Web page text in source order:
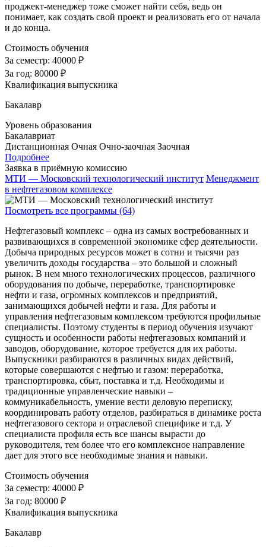
проджект-менеджер тоже сможет найти себя, ведь он
понимает, как создать свой проект и реализовать его от начала
и до конца.
Стоимость обучения
За семестр: 40000 ₽
За год: 80000 ₽
Квалификация выпускника
Бакалавр
Уровень образования
Бакалавриат
Дистанционная Очная Очно-заочная Заочная
Подробнее
Заявка в приёмную комиссию
МТИ — Московский технологический институт Менеджмент
в нефтегазовом комплексе
Посмотреть все программы (64)
Нефтегазовый комплекс – одна из самых востребованных и
развивающихся в современной экономике сфер деятельности.
Добыча природных ресурсов может в сотни и тысячи раз
увеличить доходы государства – это большой и сложный
рынок. В нем много технологических процессов, различного
оборудования по добыче, переработке, транспортировке
нефти и газа, огромных комплексов и предприятий,
занимающихся добычей нефти и газа. Для работы и
управления нефтегазовым комплексом требуются профильные
специалисты. Поэтому студенты в период обучения изучают
сущность и особенности работы нефтегазовых компаний и
заводов, оборудование, которое требуется для их работы.
Выпускники разбираются в различных видах действий,
которые совершаются с нефтью и газом: переработка,
транспортировка, сбыт, поставка и т.д. Необходимы и
традиционные управленческие навыки –
коммуникабельность, умение вести деловую переписку,
координировать работу отделов, разбираться в динамике роста
нефтегазового сектора и отраслевой специфике и т.д. У
специалиста профиля есть все шансы вырасти до
руководителя, тем более что его комплексное направление
дает для этого все необходимые знания и навыки.
Стоимость обучения
За семестр: 40000 ₽
За год: 80000 ₽
Квалификация выпускника
Бакалавр